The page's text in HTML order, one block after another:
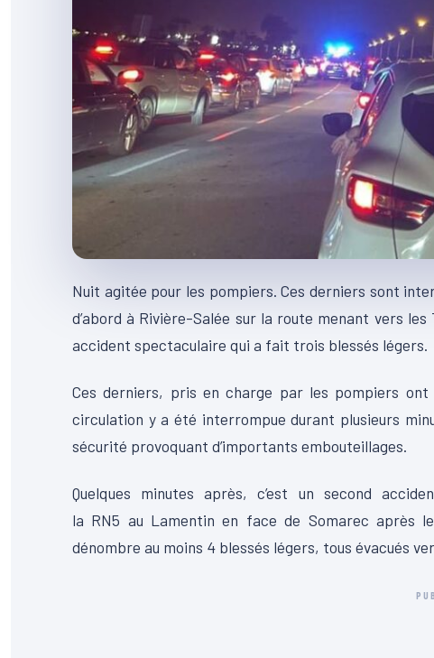
Nuit agitée pour les pompiers. Ces derniers sont
d’abord à Rivière-Salée sur la route menant vers
accident spectaculaire qui a fait trois blessés légers.
Ces derniers, pris en charge par les pompiers
circulation y a été interrompue durant plusieurs
sécurité provoquant d’importants embouteillages.
Quelques minutes après, c’est un second
la RN5 au Lamentin en face de Somarec après
dénombre au moins 4 blessés légers, tous évacués